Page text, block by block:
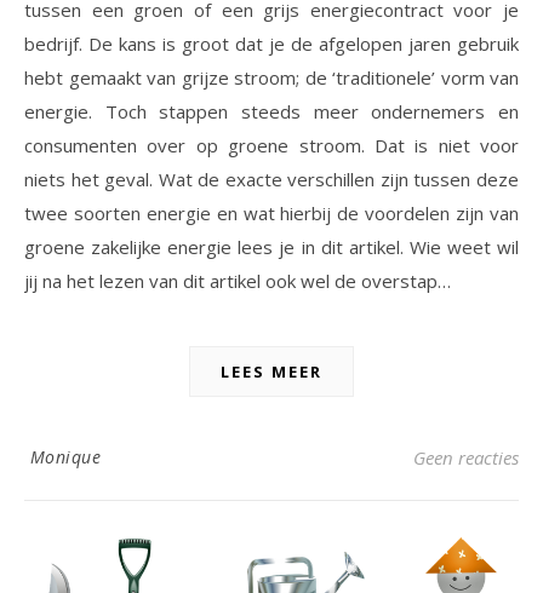
tussen een groen of een grijs energiecontract voor je
bedrijf. De kans is groot dat je de afgelopen jaren gebruik
hebt gemaakt van grijze stroom; de ‘traditionele’ vorm van
energie. Toch stappen steeds meer ondernemers en
consumenten over op groene stroom. Dat is niet voor
niets het geval. Wat de exacte verschillen zijn tussen deze
twee soorten energie en wat hierbij de voordelen zijn van
groene zakelijke energie lees je in dit artikel. Wie weet wil
jij na het lezen van dit artikel ook wel de overstap…
LEES MEER
Monique Geen reacties